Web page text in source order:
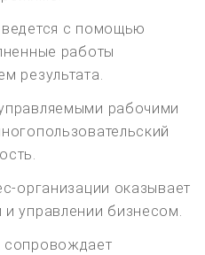
с помощью
работы
результата.
рабочими
организации оказывает
управлении бизнесом.
сопровождает